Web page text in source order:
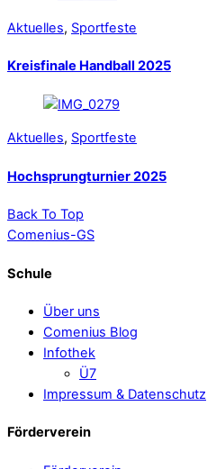
Aktuelles, Sportfeste
Kreisfinale Handball 2025
Aktuelles, Sportfeste
Hochsprungturnier 2025
Back To Top
Comenius-GS
Schule
Über uns
Comenius Blog
Infothek
Ü7
Impressum & Datenschutz
Förderverein